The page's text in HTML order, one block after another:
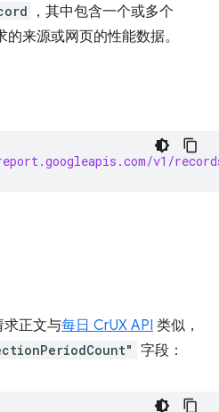
，其中包含一个或多个
的来源或网页的性能数据。
v1/
求正文与每日 CrUX API 类似，
字段：